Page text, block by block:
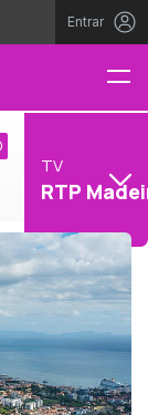
Entrar
TV
RTP